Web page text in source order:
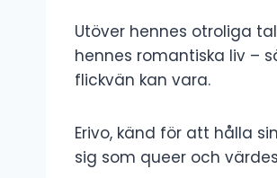
Utöver hennes otroliga
hennes romantiska liv –
flickvän kan vara.
Erivo, känd för att hålla
sig som queer och